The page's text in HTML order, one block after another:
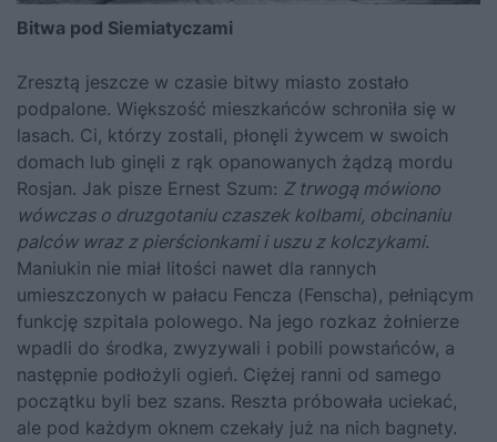
Bitwa pod Siemiatyczami
Zresztą jeszcze w czasie bitwy miasto zostało
podpalone. Większość mieszkańców schroniła się w
lasach. Ci, którzy zostali, płonęli żywcem w swoich
domach lub ginęli z rąk opanowanych żądzą mordu
Rosjan. Jak pisze Ernest Szum: Z trwogą mówiono
wówczas o druzgotaniu czaszek kolbami, obcinaniu
palców wraz z pierścionkami i uszu z kolczykami.
Maniukin nie miał litości nawet dla rannych
umieszczonych w pałacu Fencza (Fenscha), pełniącym
funkcję szpitala polowego. Na jego rozkaz żołnierze
wpadli do środka, zwyzywali i pobili powstańców, a
następnie podłożyli ogień. Ciężej ranni od samego
początku byli bez szans. Reszta próbowała uciekać,
ale pod każdym oknem czekały już na nich bagnety.